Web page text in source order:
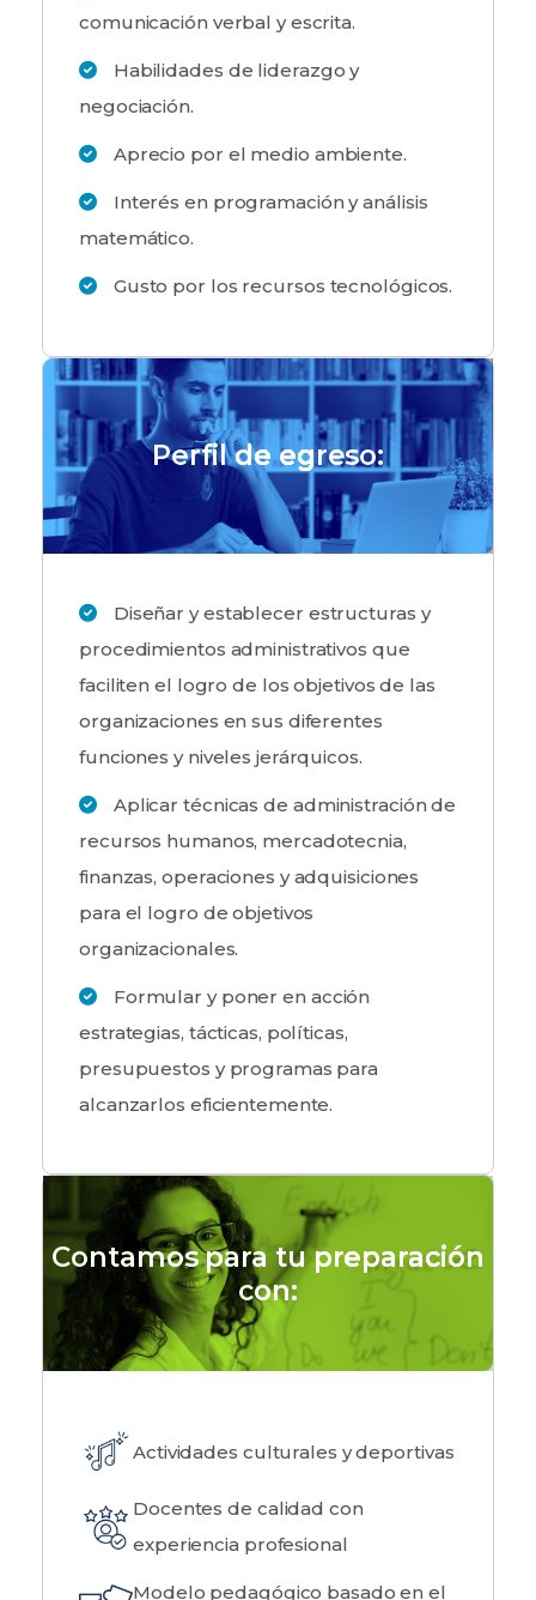
comunicación verbal y escrita.
Habilidades de liderazgo y
negociación.
Aprecio por el medio ambiente.
Interés en programación y análisis
matemático.
Gusto por los recursos tecnológicos.
Perfil de egreso:
Diseñar y establecer estructuras y
procedimientos administrativos que
faciliten el logro de los objetivos de las
organizaciones en sus diferentes
funciones y niveles jerárquicos.
Aplicar técnicas de administración de
recursos humanos, mercadotecnia,
finanzas, operaciones y adquisiciones
para el logro de objetivos
organizacionales.
Formular y poner en acción
estrategias, tácticas, políticas,
presupuestos y programas para
alcanzarlos eficientemente.
Contamos para tu preparación
con:
Actividades culturales y deportivas
Docentes de calidad con
experiencia profesional
Modelo pedagógico basado en el